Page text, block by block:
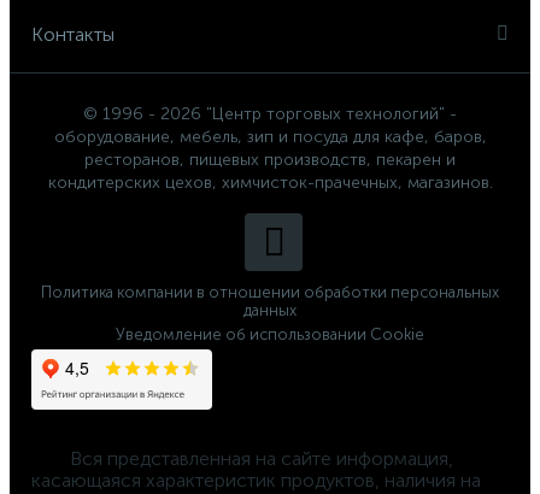
Контакты
© 1996 - 2026 "Центр торговых технологий" -
оборудование, мебель, зип и посуда для кафе, баров,
ресторанов, пищевых производств, пекарен и
кондитерских цехов, химчисток-прачечных, магазинов.
Политика компании в отношении обработки персональных
данных
Уведомление об использовании Cookie
касающаяся характеристик продуктов, наличия на